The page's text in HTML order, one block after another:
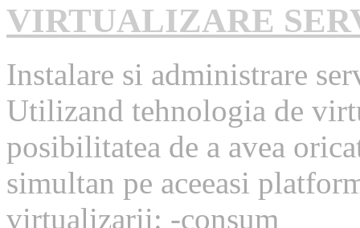
VIRTUALIZARE
Instalare si administrare
Utilizand tehnologia de
posibilitatea de a avea
simultan pe aceeasi
virtualizarii: -consum